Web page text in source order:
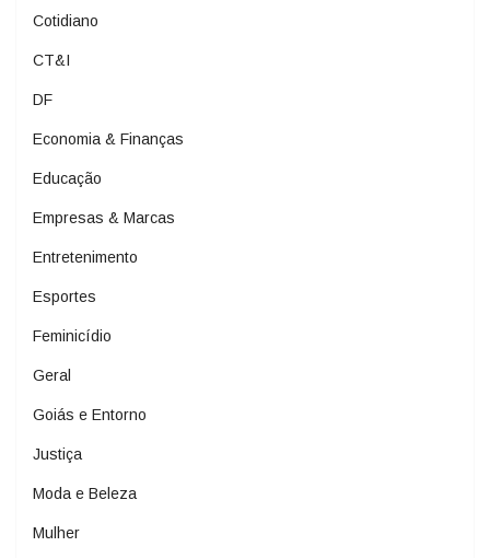
Cotidiano
CT&I
DF
Economia & Finanças
Educação
Empresas & Marcas
Entretenimento
Esportes
Feminicídio
Geral
Goiás e Entorno
Justiça
Moda e Beleza
Mulher